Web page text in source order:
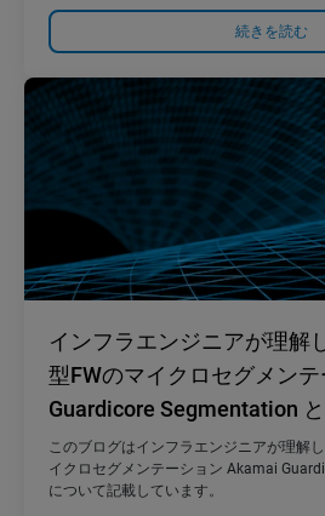
続きを読む
インフラエンジニアが理解
型FWのマイクロセグメン
Guardicore Segmentation
このブログはインフラエンジニアが理解
イクロセグメンテーション Akamai
について記載しています。